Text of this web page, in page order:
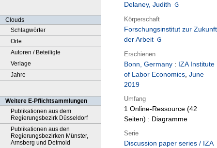
Clouds
Schlagwörter
Orte
Autoren / Beteiligte
Verlage
Jahre
Weitere E-Pflichtsammlungen
Publikationen aus dem
Regierungsbezirk Düsseldorf
Publikationen aus den
Regierungsbezirken Münster,
Arnsberg und Detmold
Delaney, Judith
Körperschaft
Forschungsinstitut zur Zukunft
der Arbeit
Erschienen
Bonn, Germany : IZA Institute
of Labor Economics, June
2019
Umfang
1 Online-Ressource (42
Seiten) : Diagramme
Serie
Discussion paper series / IZA